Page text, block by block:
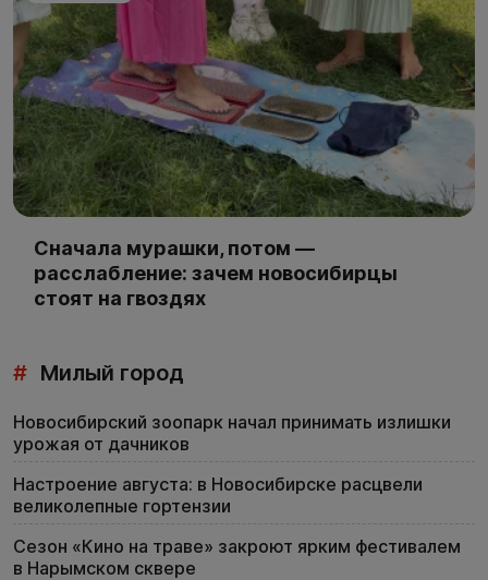
Сначала мурашки, потом —
расслабление: зачем новосибирцы
стоят на гвоздях
# Милый город
Новосибирский зоопарк начал принимать излишки
урожая от дачников
Настроение августа: в Новосибирске расцвели
великолепные гортензии
Сезон «Кино на траве» закроют ярким фестивалем
в Нарымском сквере